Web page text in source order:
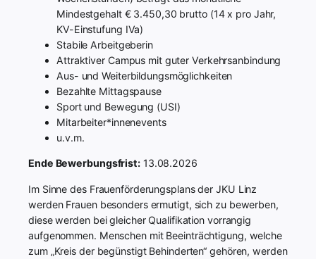
Mindestgehalt € 3.450,30 brutto (14 x pro Jahr,
KV-Einstufung IVa)
Stabile Arbeitgeberin
Attraktiver Campus mit guter Verkehrsanbindung
Aus- und Weiterbildungsmöglichkeiten
Bezahlte Mittagspause
Sport und Bewegung (USI)
Mitarbeiter*innenevents
u.v.m.
Ende Bewerbungsfrist:13.08.2026
Im Sinne des Frauenförderungsplans der JKU Linz
werden Frauen besonders ermutigt, sich zu bewerben,
diese werden bei gleicher Qualifikation vorrangig
aufgenommen. Menschen mit Beeinträchtigung, welche
zum „Kreis der begünstigt Behinderten“ gehören, werden